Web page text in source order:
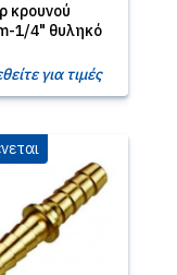
κρουνού
1/4" θυληκό
για τιμές